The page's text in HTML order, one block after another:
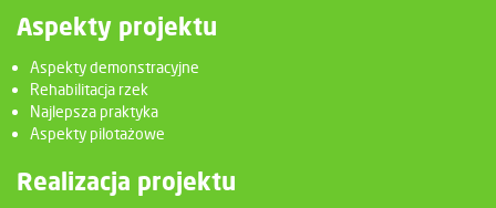
Aspekty projektu
Aspekty demonstracyjne
Rehabilitacja rzek
Najlepsza praktyka
Aspekty pilotażowe
Realizacja projektu